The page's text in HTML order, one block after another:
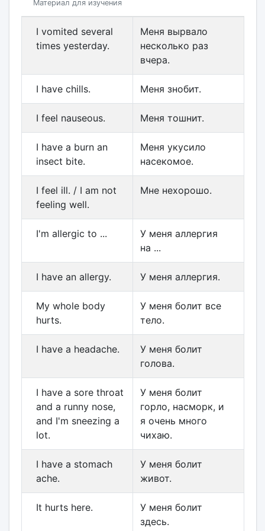
Материал для изучения
I vomited several
times yesterday.
Меня вырвало
несколько раз
вчера.
I have chills. Меня знобит.
I feel nauseous. Меня тошнит.
I have a burn an
insect bite.
Меня укусило
насекомое.
I feel ill. / I am not
feeling well.
Мне нехорошо.
I'm allergic to ...
У меня аллергия
на ...
I have an allergy. У меня аллергия.
My whole body
hurts.
У меня болит все
тело.
I have a headache.
У меня болит
голова.
I have a sore throat
and a runny nose,
and I'm sneezing a
lot.
У меня болит
горло, насморк, и
я очень много
чихаю.
I have a stomach
ache.
У меня болит
живот.
It hurts here.
У меня болит
здесь.